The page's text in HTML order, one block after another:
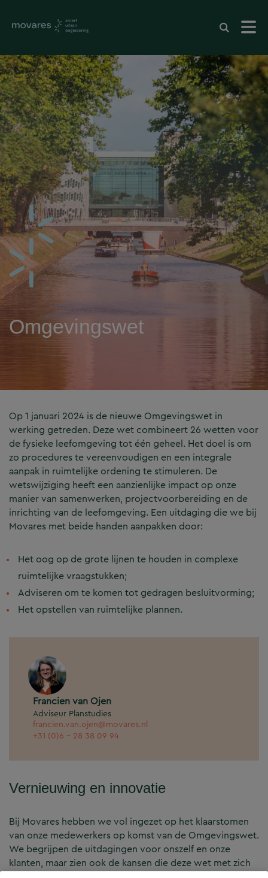
Omgevingswet
Op 1 januari 2024 is de nieuwe Omgevingswet in
werking getreden. Deze wet combineert 26 wetten voor
de fysieke leefomgeving tot één geheel. Het doel is om
zo procedures te vereenvoudigen en een integrale
aanpak in ruimtelijke ordening te stimuleren. De
wetswijziging heeft een aanzienlijke impact op onze
manier van samenwerken, projectvoorbereiding en de
inrichting van de leefomgeving. Een uitdaging die we bij
Movares met beide handen aanpakken door:
Het oog op de grote lijnen te houden in complexe
ruimtelijke vraagstukken;
Adviseren om te komen tot gedragen besluitvorming;
Het opstellen van ruimtelijke plannen.
Francien van Ojen
Adviseur Planstudies
francien.van.ojen@movares.nl
+31 (0)6 - 28 38 09 94
Vernieuwing en innovatie
Bij Movares hebben we vol ingezet op het klaarstomen
van onze medewerkers op komst van de Omgevingswet.
We begrijpen de uitdagingen voor onszelf en onze
klanten, maar zien ook de kansen die deze wet met zich